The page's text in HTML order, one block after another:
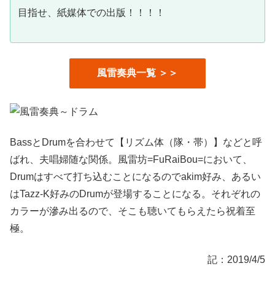
目指せ、紙媒体での出版！！！！
風雷奏典一覧 ＞＞
BassとDrumを合わせて【リズム体（隊・帯）】などと呼
ばれ、夫唱婦随な関係。風雷坊=FuRaiBou=において、
Drumはすべて打ち込むことになるのでakim好み、あるい
はTazz-K好みのDrumが登場することになる。それぞれの
カラーが滲み出るので、そこも聴いてもらえたら祝着至
極。
記：2019/4/5